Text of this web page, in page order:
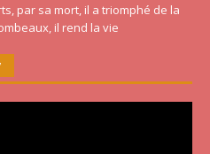
par sa mort, il a triomphé de la
il rend la vie